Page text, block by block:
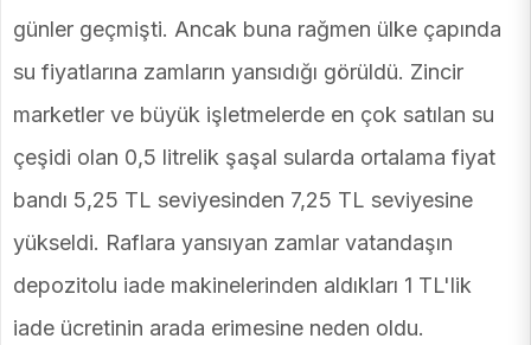
günler geçmişti. Ancak buna rağmen ülke çapında
su fiyatlarına zamların yansıdığı görüldü. Zincir
marketler ve büyük işletmelerde en çok satılan su
çeşidi olan 0,5 litrelik şaşal sularda ortalama fiyat
bandı 5,25 TL seviyesinden 7,25 TL seviyesine
yükseldi. Raflara yansıyan zamlar vatandaşın
depozitolu iade makinelerinden aldıkları 1 TL'lik
iade ücretinin arada erimesine neden oldu.